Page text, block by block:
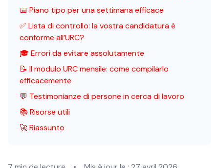
📅 Piano tipo per una settimana efficace
✅ Lista di controllo: la vostra candidatura è
conforme all’URC?
🎓 Errori da evitare assolutamente
📝 Il modulo URC mensile: come compilarlo
efficacemente
💬 Testimonianze di persone in cerca di lavoro
📚 Risorse utili
🚀 Riassunto